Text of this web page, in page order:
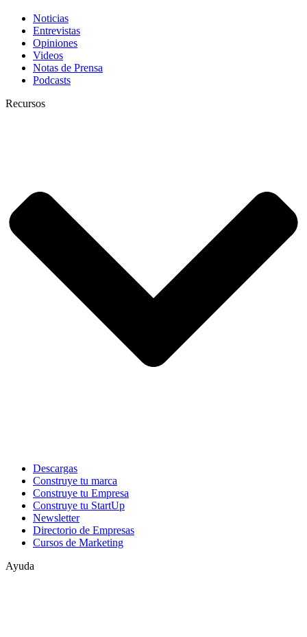
Noticias
Entrevistas
Opiniones
Videos
Notas de Prensa
Podcasts
Recursos
Descargas
Construye tu marca
Construye tu Empresa
Construye tu StartUp
Newsletter
Directorio de Empresas
Cursos de Marketing
Ayuda